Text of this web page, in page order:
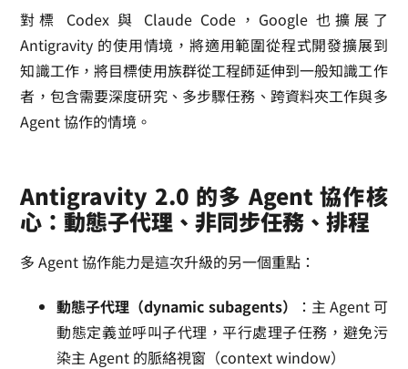
對標 Codex 與 Claude Code，Google 也擴展了
Antigravity 的使用情境，將適用範圍從程式開發擴展到
知識工作，將目標使用族群從工程師延伸到一般知識工作
者，包含需要深度研究、多步驟任務、跨資料夾工作與多
Agent 協作的情境。
Antigravity 2.0 的多 Agent 協作核
心：動態子代理、非同步任務、排程
多 Agent 協作能力是這次升級的另一個重點：
動態子代理（dynamic subagents）
：主 Agent 可
動態定義並呼叫子代理，平行處理子任務，避免污
染主 Agent 的脈絡視窗（context window）